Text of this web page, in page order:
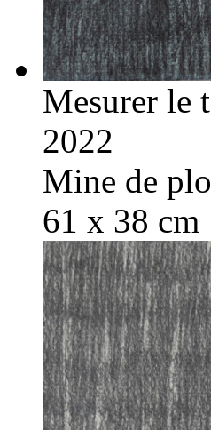
Mesurer le
2022
Mine de
61 x 38 cm